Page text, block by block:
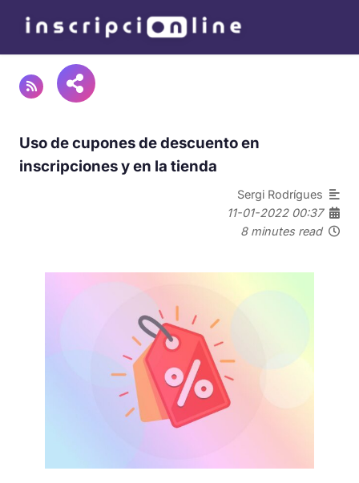
Uso de cupones de descuento en
inscripciones y en la tienda
Sergi Rodrígues
11-01-2022 00:37
8 minutes read